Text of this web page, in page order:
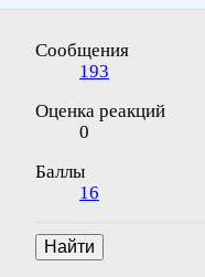
Сообщения
193
Оценка реакций
0
Баллы
16
Найти